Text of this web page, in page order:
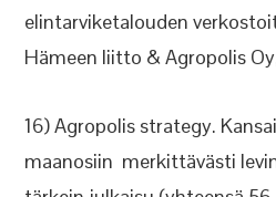
elintarviketalouden
Hämeen liitto & Agropolis
16) Agropolis strategy.
maanosiin merkittävästi